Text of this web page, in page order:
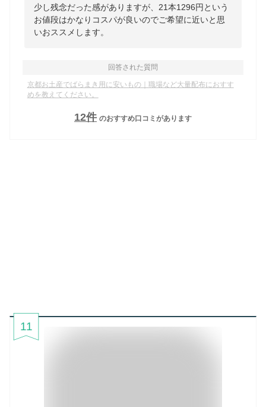
少し残念だった感がありますが、21本1296円という
お値段はかなりコスパが良いのでご希望に近いと思
いおススメします。
回答された質問
京都お土産でばらまき用に安いもの｜職場など大量配布におすす
めを教えてください。
12件 のおすすめ口コミがあります
11